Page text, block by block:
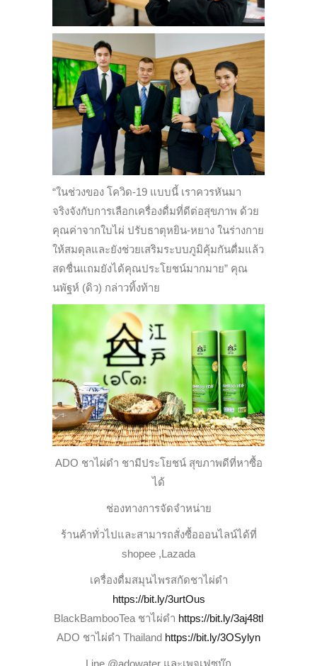
“ในช่วงของ โควิด-19 แบบนี้ เราควรหันมา
จริงจังกับการเลือกเครื่องดื่มที่ดีต่อสุขภาพ ด้วย
คุณค่าจากใบไผ่ ปรับธาตุหยิน-หยาง ในร่างกาย
ให้สมดุลและยังช่วยเสริมระบบภูมิคุ้มกันดื่มแล้ว
สดชื่นแถมยังได้คุณประโยชน์มากมาย” คุณ
นพัฐห์ (ดิว) กล่าวทิ้งท้าย
ADO ชาไผ่ดำ ชามีประโยชน์ สุขภาพดีที่หาซื้อ
ได้
ช่องทางการจัดจำหน่าย
ร้านค้าทั่วไปและสามารถสั่งซื้อออนไลน์ได้ที่
shopee ,Lazada
เครื่องดื่มสมุนไพรสกัดชาไผ่ดำ
https://bit.ly/3urtOus
BlackBambooTea ชาไผ่ดำ https://bit.ly/3aj48tl
ADO ชาไผ่ดำ Thailand https://bit.ly/3OSylyn
Line @adowater และเพจเฟซบุ๊ก